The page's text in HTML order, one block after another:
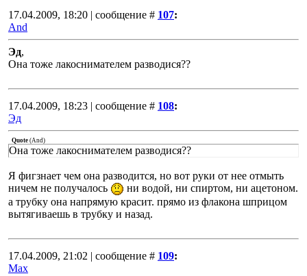
17.04.2009, 18:20 | сообщение # 107:
And
Эд,
Она тоже лакоснимателем разводися??
17.04.2009, 18:23 | сообщение # 108:
Эд
Quote (And)
Она тоже лакоснимателем разводися??
Я фигзнает чем она разводится, но вот руки от нее отмыть
ничем не получалось
ни водой, ни спиртом, ни ацетоном.
а трубку она напрямую красит. прямо из флакона шприцом
вытягиваешь в трубку и назад.
17.04.2009, 21:02 | сообщение # 109:
Max